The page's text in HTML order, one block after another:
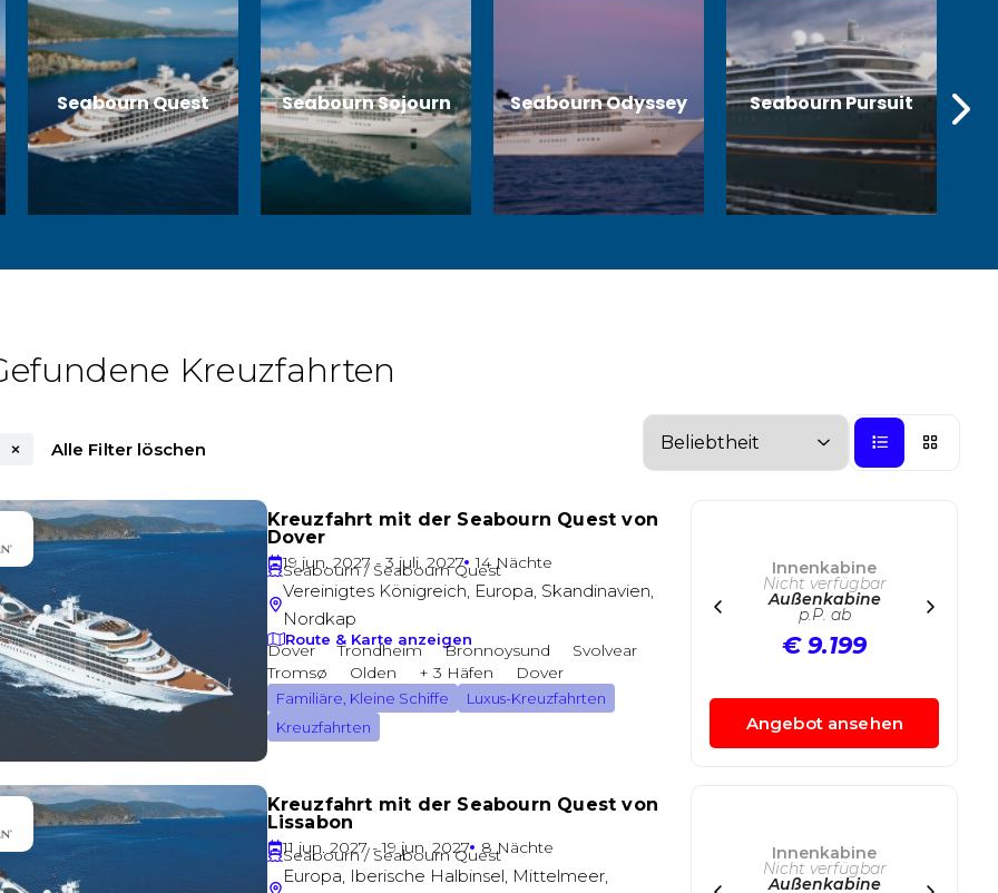
Seabourn Quest Seabourn Sojourn Seabourn Odyssey Seabourn Pursuit